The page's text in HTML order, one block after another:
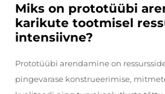
Miks on prototüübi
karikute tootmisel
intensiivne?
Prototüübi arendamine on
pingevarase konstrueerimise,